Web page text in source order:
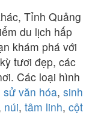
Tỉnh Quảng
du lịch hấp
khám phá với
tươi đẹp, các
Các loại hình
sử văn hóa, sinh
núi, tâm linh, cột